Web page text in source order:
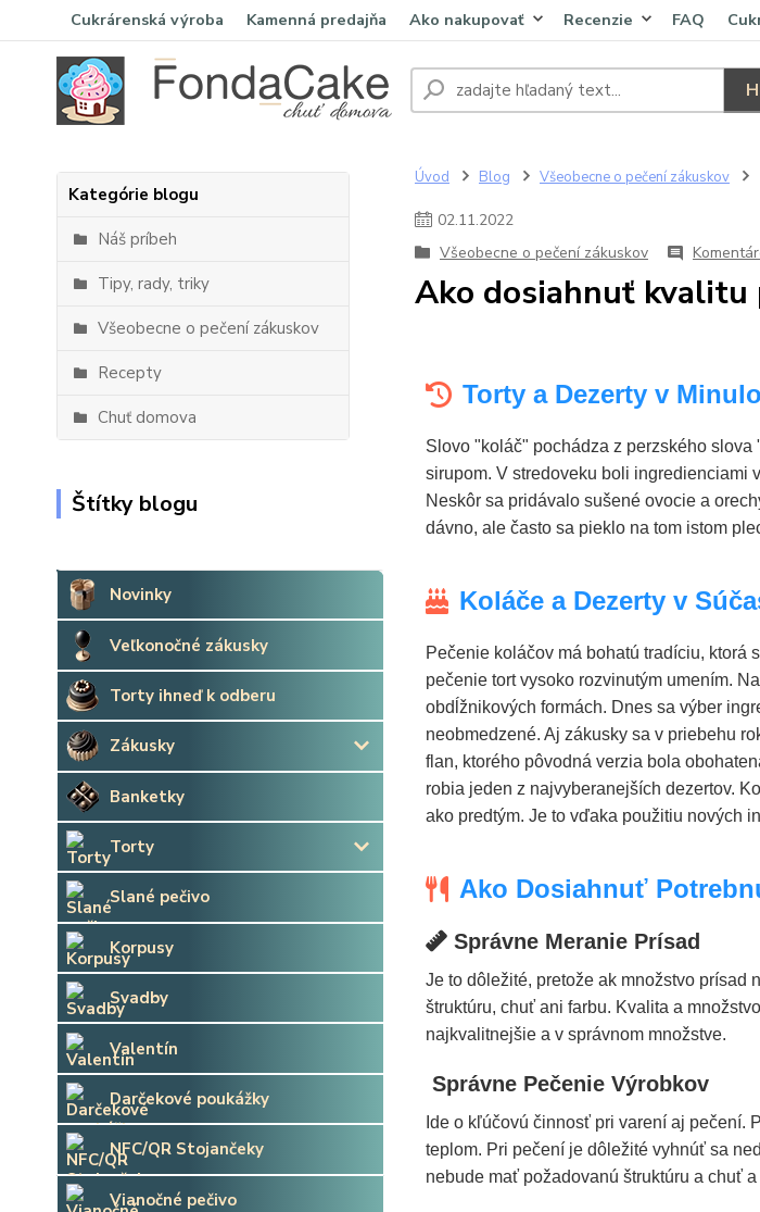
Cukrárenská výroba Kamenná predajňa Ako nakupovať Recenzie FAQ
Kategórie blogu
Náš príbeh
Tipy, rady, triky
Všeobecne o pečení zákuskov
Recepty
Chuť domova
Štítky blogu
Novinky
Veľkonočné zákusky
Torty ihneď k odberu
Zákusky
Banketky
Torty
Slané pečivo
Korpusy
Svadby
Valentín
Darčekové poukážky
NFC/QR Stojančeky
Vianočné pečivo
Úvod Blog Všeobecne o pečení zákuskov
02.11.2022
Všeobecne o pečení zákuskov
Ako dosiahnuť
Torty a Dezerty v
Slovo "koláč" pochádza z perzského
sirupom. V stredoveku boli ingredienciami
Neskôr sa pridávalo sušené ovocie a
dávno, ale často sa pieklo na tom istom
Koláče a Dezerty v
Pečenie koláčov má bohatú tradíciu,
pečenie tort vysoko rozvinutým umením.
obdĺžnikových formách. Dnes sa výber
neobmedzené. Aj zákusky sa v priebehu
flan, ktorého pôvodná verzia bola
robia jeden z najvyberanejších dezertov.
ako predtým. Je to vďaka použitiu nových
Ako Dosiahnuť
Správne Meranie Prísad
Je to dôležité, pretože ak množstvo
štruktúru, chuť ani farbu. Kvalita a
najkvalitnejšie a v správnom množstve.
Správne Pečenie Výrobkov
Ide o kľúčovú činnosť pri varení aj pečení.
teplom. Pri pečení je dôležité vyhnúť sa
nebude mať požadovanú štruktúru a chuť